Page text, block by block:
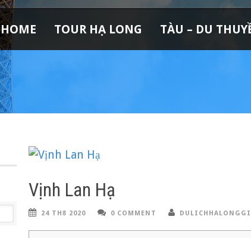
HOME TOUR HẠ LONG TÀU – DU
Vịnh Lan Hạ
24 TH8 2020 0 COMMENT